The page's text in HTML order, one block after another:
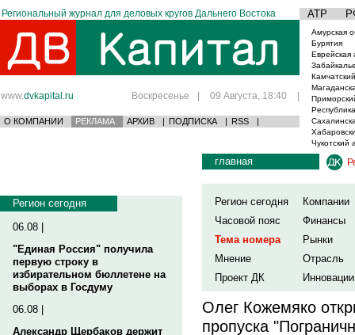
Региональный журнал для деловых кругов Дальнего Востока АТР
www.dvkapital.ru Воскресенье | 09 Августа, 18:40 |
О КОМПАНИИ РЕКЛАМА АРХИВ | ПОДПИСКА | RSS |
Амурская
Бурятия
Еврейская
Чукотский
Регион сегодня
06.08 |
"Единая Россия" получила
первую строку в
избирательном бюллетене на
выборах в Госдуму
06.08 |
Александр Щербаков держит
главная
Регион сегодня
Компании
Часовой пояс
Финансы
Тема номера
Рынки
Мнение
Отрасль
Проект ДК
Инновации
Олег Кожемяко
пропуска